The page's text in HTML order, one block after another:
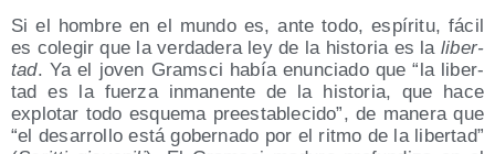
Si el hom­bre en el mun­do es, ante todo, espí­ri­tu, fácil
es cole­gir que la ver­da­de­ra ley de la his­to­ria es la liber­
tad. Ya el joven Grams­ci había enun­cia­do que “la liber­
tad es la fuer­za inma­nen­te de la his­to­ria, que hace
explo­tar todo esque­ma pre­es­ta­ble­ci­do”, de mane­ra que
“el desa­rro­llo está gober­na­do por el rit­mo de la liber­tad”